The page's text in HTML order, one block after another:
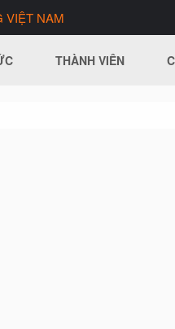
VIỆT NAM
THÀNH VIÊN